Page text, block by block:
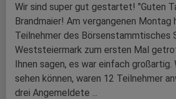
Wir sind super gut gestartet! "Guten
Brandmaier! Am vergangenen Montag
Teilnehmer des Börsenstammtisches
Weststeiermark zum ersten Mal
Ihnen sagen, es war einfach großartig.
sehen können, waren 12 Teilnehmer
drei Angemeldete ...